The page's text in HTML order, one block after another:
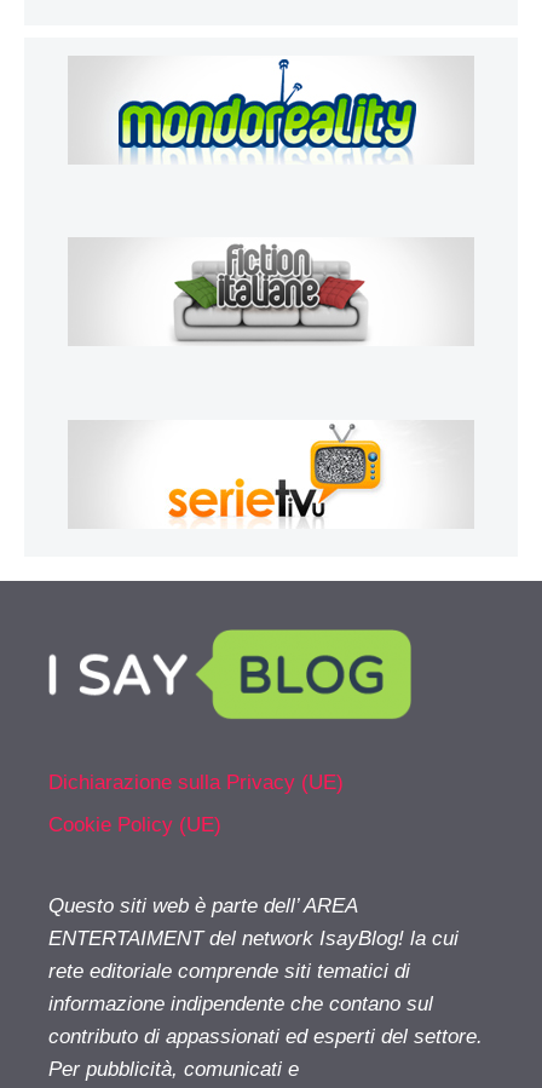
Dichiarazione sulla Privacy (UE)
Cookie Policy (UE)
Questo siti web è parte dell’ AREA
ENTERTAIMENT del network IsayBlog! la cui
rete editoriale comprende siti tematici di
informazione indipendente che contano sul
contributo di appassionati ed esperti del settore.
Per pubblicità, comunicati e